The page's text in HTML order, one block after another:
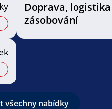
Doprava, logistika
zásobování
všechny nabídky